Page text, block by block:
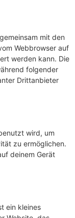
mit den
Webbrowser auf
werden kann. Die
folgender
Drittanbieter
wird, um
zu ermöglichen.
deinem Gerät
ein kleines